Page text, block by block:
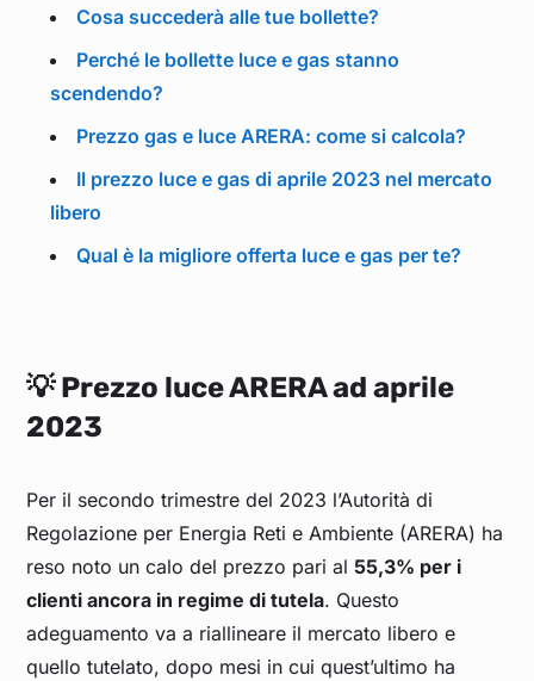
Cosa succederà alle tue bollette?
Perché le bollette luce e gas stanno
scendendo?
Prezzo gas e luce ARERA: come si calcola?
Il prezzo luce e gas di aprile 2023 nel mercato
libero
Qual è la migliore offerta luce e gas per te?
💡 Prezzo luce ARERA ad aprile
2023
Per il secondo trimestre del 2023 l’Autorità di
Regolazione per Energia Reti e Ambiente (ARERA) ha
reso noto un calo del prezzo pari al55,3% per i
clienti ancora in regime di tutela. Questo
adeguamento va a riallineare il mercato libero e
quello tutelato, dopo mesi in cui quest’ultimo ha